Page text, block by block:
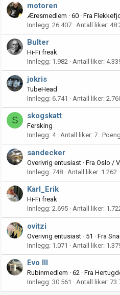
motoren
Æresmedlem · 60 · Fra
Innlegg 26.407 Antall liker
Bulter
Hi-Fi freak
Innlegg 1.982 Antall liker
jokris
TubeHead
Innlegg 6.741 Antall liker
S skogskatt
Fersking
Innlegg 4 Antall liker 7 Poeng
sandecker
Overivrig entusiast · Fra Oslo /
Innlegg 748 Antall liker 1.262
Karl_Erik
Hi-Fi freak
Innlegg 2.695 Antall liker
ovitzi
Overivrig entusiast · 51 · Fra
Innlegg 1.071 Antall liker
Evo III
Rubinmedlem · 62 · Fra
Innlegg 30.561 Antall liker